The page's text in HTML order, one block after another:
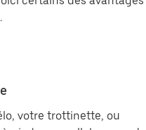
votre trottinette, ou